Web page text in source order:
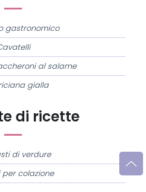
di ricette
di verdure
per colazione
gastronomico
al salame
gialla